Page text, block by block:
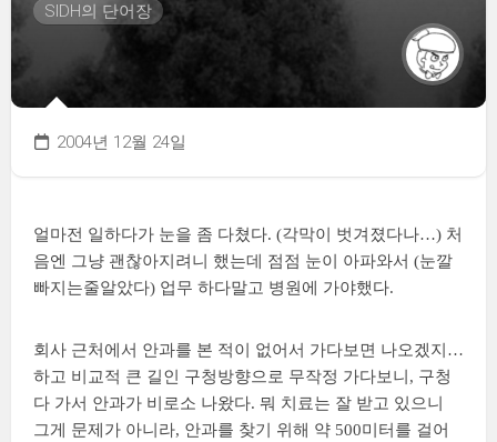
SIDH의 단어장
2004년 12월 24일
얼마전 일하다가 눈을 좀 다쳤다. (각막이 벗겨졌다나…) 처
음엔 그냥 괜찮아지려니 했는데 점점 눈이 아파와서 (눈깔
빠지는줄알았다) 업무 하다말고 병원에 가야했다.
회사 근처에서 안과를 본 적이 없어서 가다보면 나오겠지…
하고 비교적 큰 길인 구청방향으로 무작정 가다보니, 구청
다 가서 안과가 비로소 나왔다. 뭐 치료는 잘 받고 있으니
그게 문제가 아니라, 안과를 찾기 위해 약 500미터를 걸어